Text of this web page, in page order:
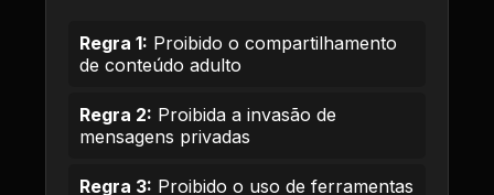
Regra 1: Proibido o compartilhamento
de conteúdo adulto
Regra 2: Proibida a invasão de
mensagens privadas
Regra 3: Proibido o uso de ferramentas